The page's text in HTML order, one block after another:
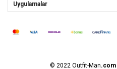
Uygulamalar
© 2022 Outfit-Man.com